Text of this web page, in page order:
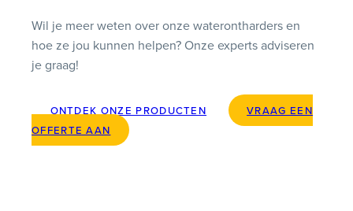
Wil je meer weten over onze waterontharders en
hoe ze jou kunnen helpen? Onze experts adviseren
je graag!
ONTDEK ONZE PRODUCTEN
VRAAG EEN
OFFERTE AAN